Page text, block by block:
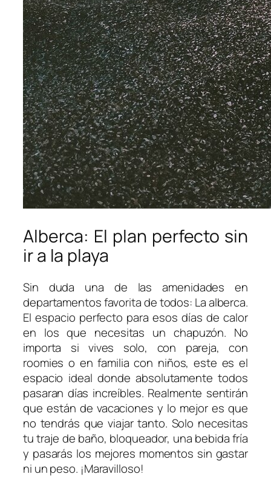
Alberca: El plan perfecto sin
ir a la playa
Sin duda una de las amenidades en
departamentos favorita de todos: La alberca.
El espacio perfecto para esos días de calor
en los que necesitas un chapuzón. No
importa si vives solo, con pareja, con
roomies o en familia con niños, este es el
espacio ideal donde absolutamente todos
pasaran días increíbles. Realmente sentirán
que están de vacaciones y lo mejor es que
no tendrás que viajar tanto. Solo necesitas
tu traje de baño, bloqueador, una bebida fría
y pasarás los mejores momentos sin gastar
ni un peso. ¡Maravilloso!